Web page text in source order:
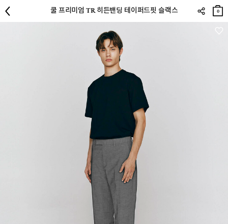
쿨 프리미엄 TR 히든밴딩 테이퍼드핏 슬랙스
장바
구니
0